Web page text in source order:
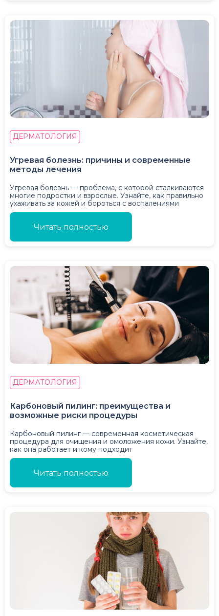
ДЕРМАТОЛОГИЯ
Угревая болезнь: причины и современные
методы лечения
Угревая болезнь — проблема, с которой сталкиваются
многие подростки и взрослые. Узнайте, как правильно
ухаживать за кожей и бороться с воспалениями
Читать полностью
ДЕРМАТОЛОГИЯ
Карбоновый пилинг: преимущества и
возможные риски процедуры
Карбоновый пилинг — современная косметическая
процедура для очищения и омоложения кожи. Узнайте,
как она работает и кому подходит
Читать полностью